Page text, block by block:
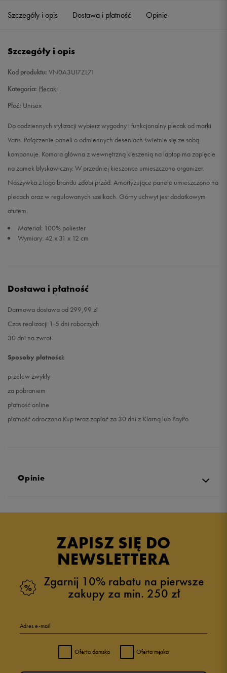
Szczegóły i opis Dostawa i płatność Opinie
Szczegóły i opis
Kod produktu: VN0A3UI7ZL71
Kategoria: Plecaki
Płeć: Unisex
Do codziennych stylizacji wybierz wygodny i funkcjonalny plecak od marki
Vans. Połączenie paneli o odmiennych deseniach świetnie się ze sobą
komponuje. Komora główna z wewnętrzną kieszenią na laptop ma zapięcie
na zamek błyskawiczny. W przedniej kieszonce umieszczono organizer.
Naszywka z logo brandu zdobi przód. Amortyzujące panele umieszczono na
plecach oraz w regulowanych szelkach. Górny uchwyt jest dodatkowym
atutem.
Materiał: 100% poliester
Wymiary: 42 x 31 x 12 cm
Dostawa i płatność
Darmowa dostawa od 299,99 zł
Czas realizacji 1-5 dni roboczych
30 dni na zwrot
Sposoby płatności:
przelew zwykły
za pobraniem
płatność online
płatność odroczona Kup teraz zapłać za 30 dni z Klarną lub PayPo
Opinie
ZAPISZ SIĘ DO
NEWSLETTERA
Zgarnij 10% rabatu na pierwsze
zakupy za min. 250 zł
Adres e-mail
Oferta damska Oferta męska